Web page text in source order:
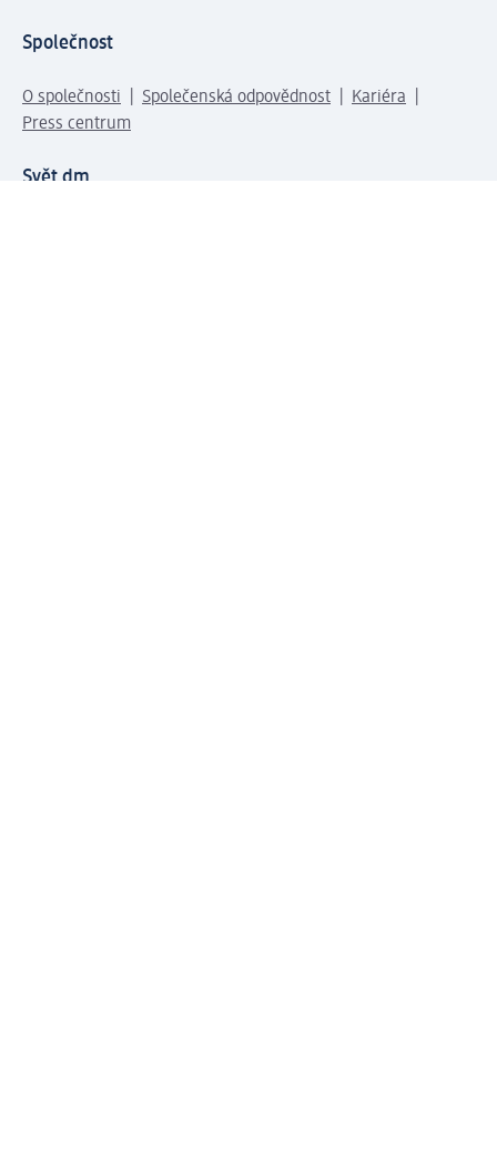
Společnost
O společnosti Společenská odpovědnost
Kariéra
Press centrum
Svět dm